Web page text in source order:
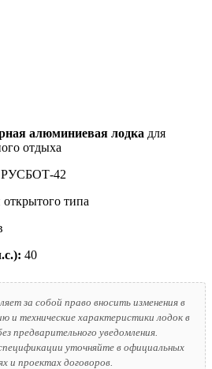
алюминиевая лодка для
отдыха
РУСБОТ-42
типа
40
за собой право вносить изменения в
и технические характеристики лодок в
предварительного уведомления.
уточняйте в официальных
и проектах договоров.